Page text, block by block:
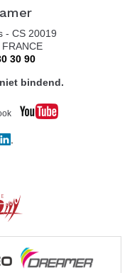
- CS 20019
30 90
bindend.